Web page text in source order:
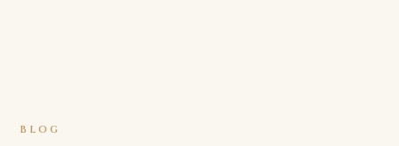
BLOG